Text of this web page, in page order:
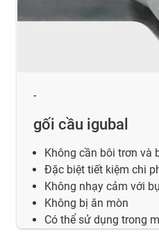
-
gối cầu igubal
Không cần bôi trơn và
Đặc biệt tiết kiệm chi
Không nhạy cảm với
Không bị ăn mòn
Có thể sử dụng trong